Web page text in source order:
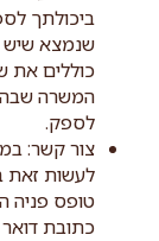
ביכולתך
שנמצא שיש
כוללים את
המשרה שבה
לספק.
צור קשר:
לעשות זאת
טופס פניה
כתובת דואר